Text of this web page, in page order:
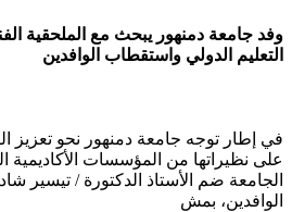
وفد جامعة دمنهور يبحث مع الملحقية
التعليم الدولي واستقطاب الوافدين
في إطار توجه جامعة دمنهور نحو تعزيز
على نظيراتها من المؤسسات
الجامعة ضم الأستاذ الدكتورة / تيسير
الوافدين، بمش